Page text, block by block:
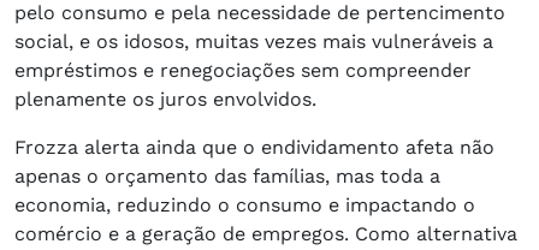
pelo consumo e pela necessidade de pertencimento
social, e os idosos, muitas vezes mais vulneráveis a
empréstimos e renegociações sem compreender
plenamente os juros envolvidos.
Frozza alerta ainda que o endividamento afeta não
apenas o orçamento das famílias, mas toda a
economia, reduzindo o consumo e impactando o
comércio e a geração de empregos. Como alternativa